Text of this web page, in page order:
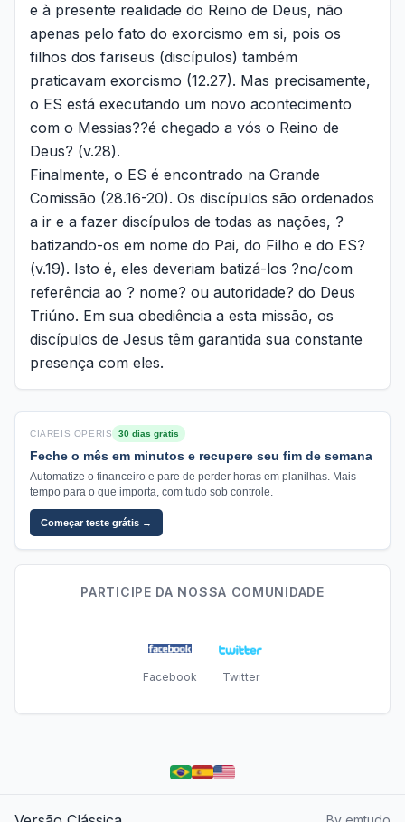
e à presente realidade do Reino de Deus, não
apenas pelo fato do exorcismo em si, pois os
filhos dos fariseus (discípulos) também
praticavam exorcismo (12.27). Mas precisamente,
o ES está executando um novo acontecimento
com o Messias??é chegado a vós o Reino de
Deus? (v.28).
Finalmente, o ES é encontrado na Grande
Comissão (28.16-20). Os discípulos são ordenados
a ir e a fazer discípulos de todas as nações, ?
batizando-os em nome do Pai, do Filho e do ES?
(v.19). Isto é, eles deveriam batizá-los ?no/com
referência ao ? nome? ou autoridade? do Deus
Triúno. Em sua obediência a esta missão, os
discípulos de Jesus têm garantida sua constante
presença com eles.
CIAREIS OPERIS 30 dias grátis
Feche o mês em minutos e recupere seu fim de semana
Automatize o financeiro e pare de perder horas em planilhas. Mais
tempo para o que importa, com tudo sob controle.
Começar teste grátis →
PARTICIPE DA NOSSA COMUNIDADE
Facebook Twitter